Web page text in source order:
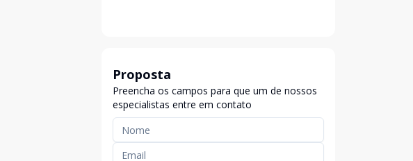
Proposta
Preencha os campos para que um de nossos
especialistas entre em contato